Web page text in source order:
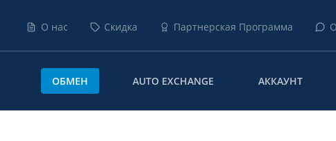
О нас Скидка Партнерская Программа
ОБМЕН AUTO EXCHANGE АККАУНТ